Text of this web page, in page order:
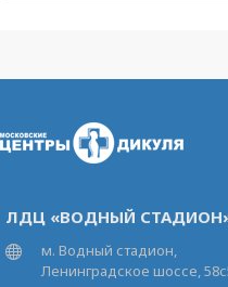
ЛДЦ «ВОДНЫЙ
м. Водный стадион,
Ленинградское шоссе,